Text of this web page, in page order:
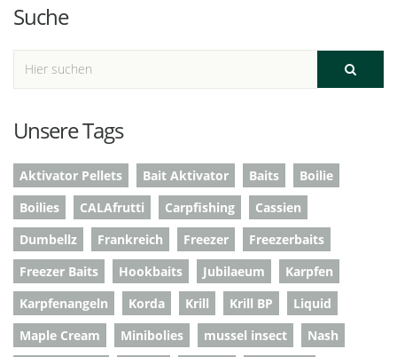
Suche
Unsere Tags
Aktivator Pellets Bait Aktivator Baits
Boilie
Boilies
CALAfrutti Carpfishing
Cassien
Dumbellz
Frankreich Freezer
Freezerbaits
Freezer Baits
Hookbaits Jubilaeum
Karpfen
Karpfenangeln
Korda Krill Krill BP
Liquid
Maple Cream
Minibolies mussel insect
Nash